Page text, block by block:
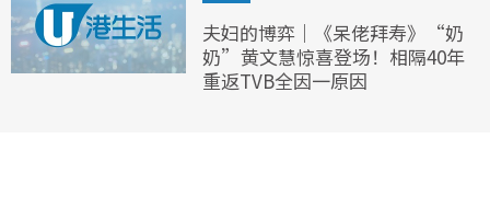
夫妇的博弈｜《呆佬拜寿》“奶
奶”黄文慧惊喜登场！相隔40年
重返TVB全因一原因